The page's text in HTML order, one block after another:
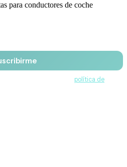
para conductores de coche
política de